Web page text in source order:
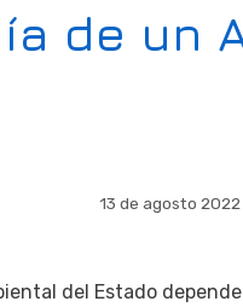
de un
13 de agosto 2022
del Estado